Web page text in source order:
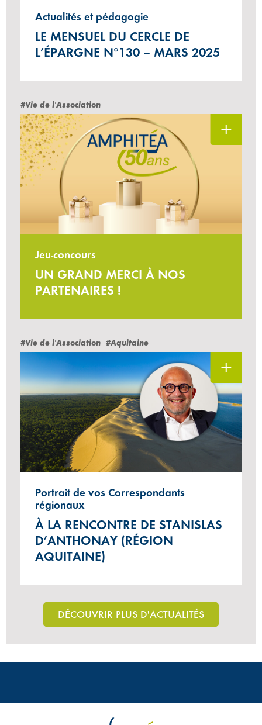
Actualités et pédagogie
LE MENSUEL DU CERCLE DE
L’ÉPARGNE N°130 – MARS 2025
#Vie de l'Association
Jeu-concours
UN GRAND MERCI À NOS
PARTENAIRES !
#Vie de l'Association #Aquitaine
Portrait de vos Correspondants
régionaux
À LA RENCONTRE DE STANISLAS
D’ANTHONAY (RÉGION
AQUITAINE)
DÉCOUVRIR PLUS D'ACTUALITÉS